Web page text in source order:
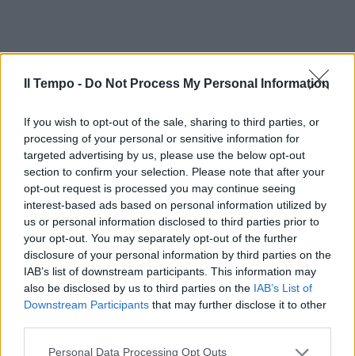
Il Tempo - Do Not Process My Personal Information
If you wish to opt-out of the sale, sharing to third parties, or
processing of your personal or sensitive information for
targeted advertising by us, please use the below opt-out
section to confirm your selection. Please note that after your
opt-out request is processed you may continue seeing
interest-based ads based on personal information utilized by
us or personal information disclosed to third parties prior to
your opt-out. You may separately opt-out of the further
disclosure of your personal information by third parties on the
IAB’s list of downstream participants. This information may
also be disclosed by us to third parties on the IAB’s List of
Downstream Participants that may further disclose it to other
Personal Data Processing Opt Outs
In evidenza